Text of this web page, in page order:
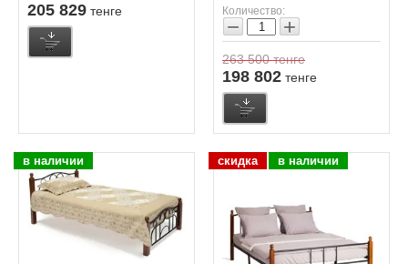
205 829 тенге Количество:
− +
263 500тенге
198 802 тенге
в наличии скидка в наличии